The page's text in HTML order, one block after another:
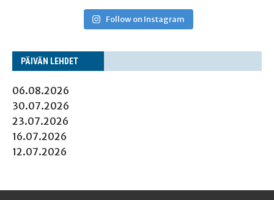
Follow on Instagram
PÄI­VÄN LEHDET
06.08.2026
30.07.2026
23.07.2026
16.07.2026
12.07.2026